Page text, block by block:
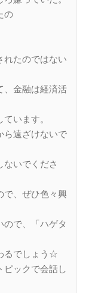
の
れたのではない
、金融は経済活
います。
ら遠ざけないで
ないでくださ
で、ぜひ色々興
で、「ハゲタ
るでしょう☆
ピックで会話し